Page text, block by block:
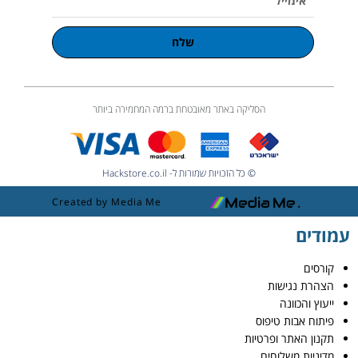
שלח
הסליקה באתר מאובטחת ברמה המחמירה ביותר
© כל הזכויות שמורות ל- Hackstore.co.il
Created by Media Me
עמודים
קורסים
הצהרת נגישות
ייעוץ והכוונה
פיתוח אבות טיפוס
תקנון האתר ופרטיות